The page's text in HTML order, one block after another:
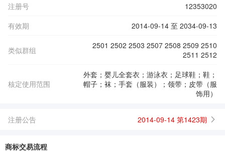
注册号
12353020
有效期
2014-09-14 至 2034-09-13
类似群组
2501 2502 2503 2507 2508 2509 2510
2511 2512
核定使用范围
外套；婴儿全套衣；游泳衣；足球鞋；鞋；
帽子；袜；手套（服装）；领带；皮带（服
饰用）
注册公告 2014-09-14 第1423期
商标交易流程